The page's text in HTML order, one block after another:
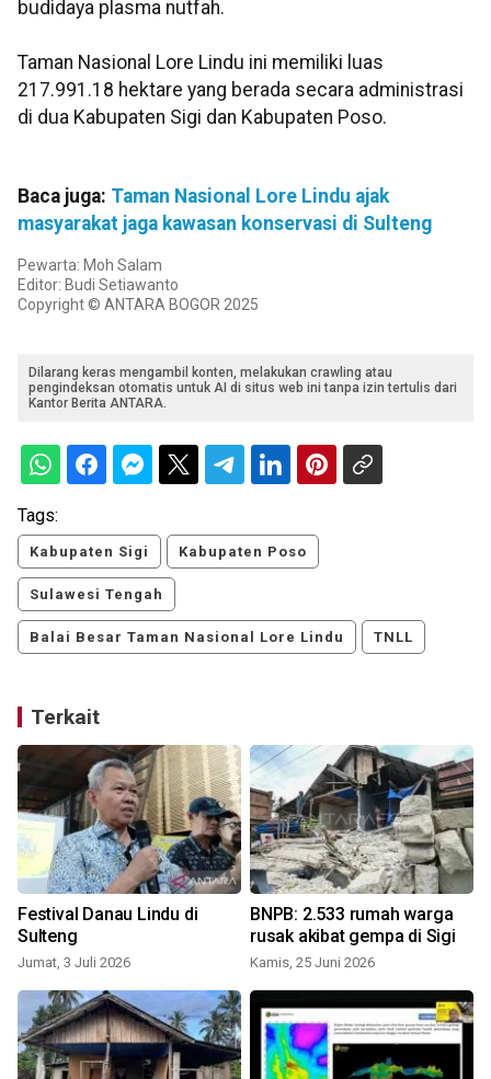
budidaya plasma nutfah.
Taman Nasional Lore Lindu ini memiliki luas
217.991.18 hektare yang berada secara administrasi
di dua Kabupaten Sigi dan Kabupaten Poso.
Baca juga: Taman Nasional Lore Lindu ajak
masyarakat jaga kawasan konservasi di Sulteng
Pewarta: Moh Salam
Editor: Budi Setiawanto
Copyright © ANTARA BOGOR 2025
Dilarang keras mengambil konten, melakukan crawling atau
pengindeksan otomatis untuk AI di situs web ini tanpa izin tertulis dari
Kantor Berita ANTARA.
Tags:
Kabupaten Sigi Kabupaten Poso
Sulawesi Tengah
Balai Besar Taman Nasional Lore Lindu TNLL
Terkait
Festival Danau Lindu di
Sulteng
Jumat, 3 Juli 2026
BNPB: 2.533 rumah warga
rusak akibat gempa di Sigi
Kamis, 25 Juni 2026